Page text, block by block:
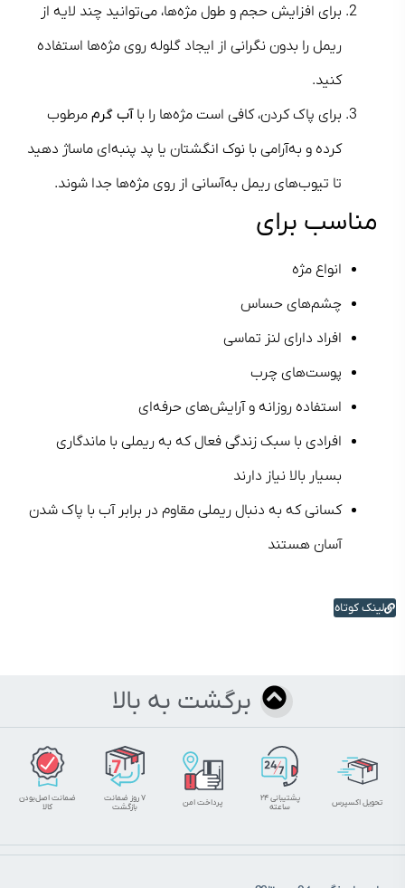
برای افزایش حجم و طول مژه‌ها، می‌توانید چند لایه از
ریمل را بدون نگرانی از ایجاد گلوله روی مژه‌ها استفاده
کنید.
برای پاک کردن، کافی است مژه‌ها را باآب گرم مرطوب
کرده و به‌آرامی با نوک انگشتان یا پد پنبه‌ای ماساژ دهید
تا تیوب‌های ریمل به‌آسانی از روی مژه‌ها جدا شوند.
مناسب برای
انواع مژه
چشم‌های حساس
افراد دارای لنز تماسی
پوست‌های چرب
استفاده روزانه و آرایش‌های حرفه‌ای
افرادی با سبک زندگی فعال که به ریملی با ماندگاری
بسیار بالا نیاز دارند
کسانی که به دنبال ریملی مقاوم در برابر آب با پاک شدن
آسان هستند
لینک کوتاه
برگشت به بالا
تحویل اکسپرس
پشتیبانی ۲۴
ساعته
پرداخت امن
۷ روز ضمانت
بازگشت
ضمانت اصل‌بودن
کالا